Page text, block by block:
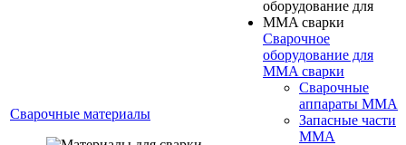
Сварочные материалы
Сварочное
оборудование для
MMA сварки
Сварочные
аппараты MMA
Запасные части
MMA